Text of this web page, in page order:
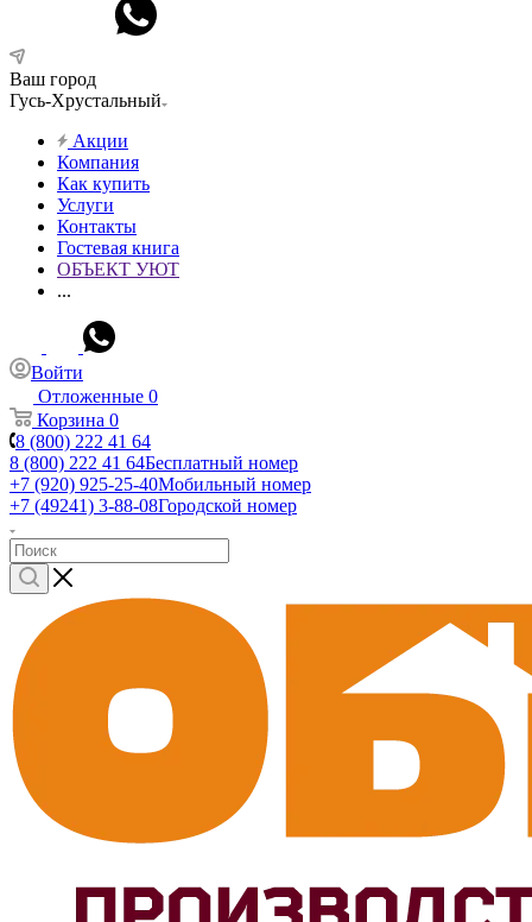
Ваш город
Гусь-Хрустальный
Акции
Компания
Как купить
Услуги
Контакты
Гостевая книга
ОБЪЕКТ УЮТ
...
Войти
Отложенные 0
Корзина 0
8 (800) 222 41 64
8 (800) 222 41 64Бесплатный номер
+7 (920) 925-25-40Мобильный номер
+7 (49241) 3-88-08Городской номер